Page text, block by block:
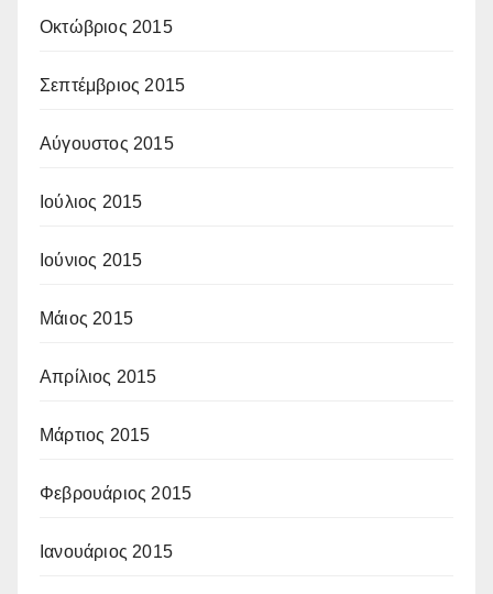
Οκτώβριος 2015
Σεπτέμβριος 2015
Αύγουστος 2015
Ιούλιος 2015
Ιούνιος 2015
Μάιος 2015
Απρίλιος 2015
Μάρτιος 2015
Φεβρουάριος 2015
Ιανουάριος 2015